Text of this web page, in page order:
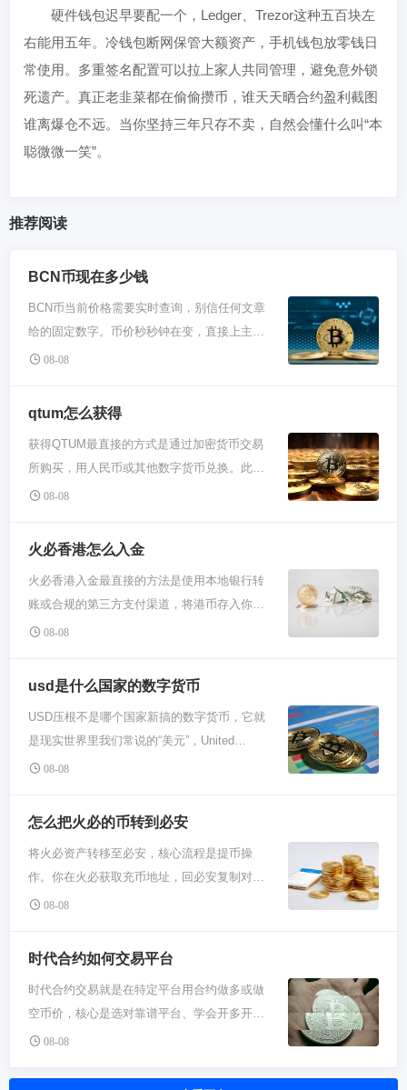
硬件钱包迟早要配一个，Ledger、Trezor这种五百块左
右能用五年。冷钱包断网保管大额资产，手机钱包放零钱日
常使用。多重签名配置可以拉上家人共同管理，避免意外锁
死遗产。真正老韭菜都在偷偷攒币，谁天天晒合约盈利截图
谁离爆仓不远。当你坚持三年只存不卖，自然会懂什么叫“本
聪微微一笑”。
推荐阅读
BCN币现在多少钱
BCN币当前价格需要实时查询，别信任何文章
给的固定数字。币价秒秒钟在变，直接上主流
交易所或市值网站（比如CoinMarketCap）
靠谱的方法。别懒，动手查一下你就知道了。
场是7x24小时全球交易的，价格波动特别快。
我此刻告诉你的价格，可能到你看到的时候已
经差了一大截。这不像股票有固定开盘收盘，
工具，别依赖别人随口说的数字，那可能让你
好，它这些年发展有点慢，社区热度也不比从
名、交易量这些数据，如果排名很靠后、交易
量很小，那就要多留个心眼，这种币流动性可
能有问题，买卖都不太容易。 对于新手，我的
后拿点小钱，从比特币、以太坊这些主流币开
始体验会更稳妥。BCN这类老币，水相对深，
等你看懂了市场节奏再研究也不迟。
08-08
qtum怎么获得
获得QTUM最直接的方式是通过加密货币交易
所购买，用人民币或其他数字货币兑换。此
外，通过“挖矿”或参与网络生态任务也能获
快途径。 想搞到QTUM，最简单的方法就是去
必这些，注册个账号，完成身份认证。然后往
账户里充点钱，不管是人民币还是你已经有的
USDT、比特币都行，在交易区找到QTUM交
了。这个过程跟你网上购物差不多，选好价格
制，不用像比特币那样拼算力。你只需要在电
的QTUM进行“质押”，就像是把钱锁进去帮忙
维护网络安全，作为回报系统会给你新产出的
QTUM作为奖励。这个方法需要你手里先有点
中心化应用（DApp）或者测试网络活动，可能
会给早期参与的用户发点QTUM奖励，就像是
做任务领福利。不过这种机会不是天天有，得
你自己多留心官网和社群消息。这种方式拿到
目到底在玩啥。 不管用哪种方式拿到QTUM，
08-08
火必香港怎么入金
火必香港入金最直接的方法是使用本地银行转
账或合规的第三方支付渠道，将港币存入你的
火必账户。关键在于完成身份认证，绑定与实
定的收款账户进行转账。整个过程需严格遵循
用户来说，火必入金的第一步是把账户身份验
证搞利索。你得准备好香港身份证和住址证
明，在APP里按步骤完成高级实名认证。别嫌
转。认证通过后，你就能在充值页面看到专属
块，得特别注意用你本人名下的香港银行账户
挺快的。转账时，千万要把平台给你的那个参
考号码准确填到备注里，这是系统自动给你上
账的唯一凭证，填错了钱可能就卡在半路了。
了。 现在香港对虚拟资产交易所有明确的发牌
08-08
usd是什么国家的数字货币
USD压根不是哪个国家新搞的数字货币，它就
是现实世界里我们常说的“美元”，United
States Dollar的缩写。在币圈里，USD通常指
USDC这些，它们是数字货币，但价值瞄着真
数字货币，它代表美元；而币圈常说
的“USD”指的是那些锚定美元的加密货币稳定
币。 咱们得把这事儿掰扯清楚。USD这三个字
定货币，由美联储和美国政府背书。这跟咱们
USD，第一反应就该是那个绿油油的钞票，而
08-08
怎么把火必的币转到必安
将火必资产转移至必安，核心流程是提币操
作。你在火必获取充币地址，回必安复制对应
网络的地址，确认网络一致后发起转账。重点
风险。 咱先打开必安，找到你要存的那个币
址，还有一串Memo或者Tag（有些币需要）。
这个地址就像你的专属收件箱，千万别搞错。
特别注意要选对网络，比如你想转USDT，就
08-08
时代合约如何交易平台
时代合约交易就是在特定平台用合约做多或做
空币价，核心是选对靠谱平台、学会开多开
空、管住仓位和止损。别想太复杂，就是押涨
08-08